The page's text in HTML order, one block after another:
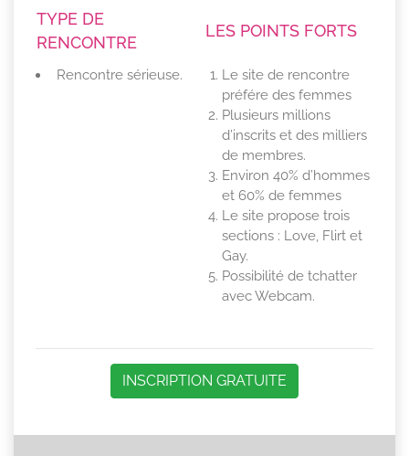
TYPE DE
RENCONTRE
LES POINTS FORTS
Rencontre sérieuse.
Le site de rencontre
préfére des femmes
Plusieurs millions
d’inscrits et des milliers
de membres.
Environ 40% d’hommes
et 60% de femmes
Le site propose trois
sections : Love, Flirt et
Gay.
Possibilité de tchatter
avec Webcam.
INSCRIPTION GRATUITE